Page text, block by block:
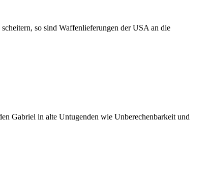
so sind Waffenlieferungen der USA an die
Gabriel in alte Untugenden wie Unberechenbarkeit und